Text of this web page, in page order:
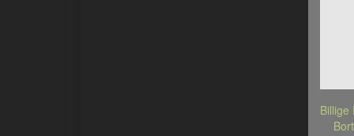
Billige